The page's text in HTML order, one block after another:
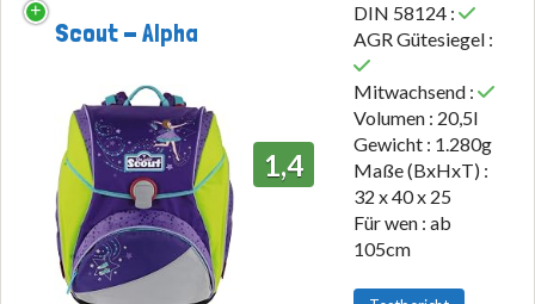
Scout - Alpha
1,4
DIN 58124 :
AGR Gütesiegel :
Mitwachsend :
Volumen : 20,5l
Gewicht : 1.280g
Maße (BxHxT) :
32 x 40 x 25
Für wen : ab
105cm